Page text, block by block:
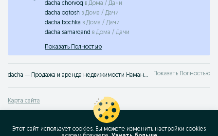
dacha chorvoq в Дома / Дачи
dacha oqtosh в Дома / Дачи
dacha bochka в Дома / Дачи
dacha samarqand в Дома / Дачи
Показать Полностью
dacha — Продажа и аренда недвижимости Наманганская область ➤ Жилая и коммерческая недвижимость по лучшей цене ✔️ Выбирайте среди множества объявлений недорого на OLX.uz! Показать Полностью
Карта сайта
Карта бизнес-страницы
Этот сайт использует cookies. Вы можете изменить настройки cookies